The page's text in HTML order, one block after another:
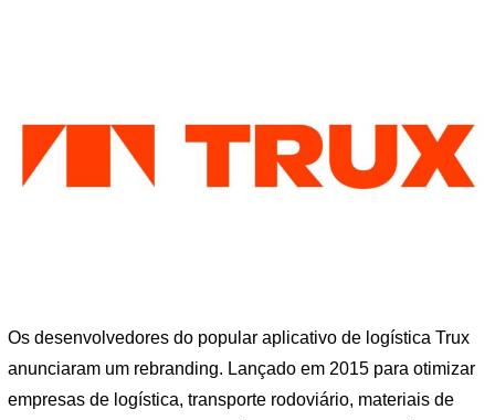
Os desenvolvedores do popular aplicativo de logística Trux
anunciaram um rebranding. Lançado em 2015 para otimizar
empresas de logística, transporte rodoviário, materiais de